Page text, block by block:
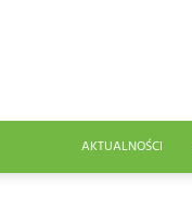
AKTUALNOŚCI